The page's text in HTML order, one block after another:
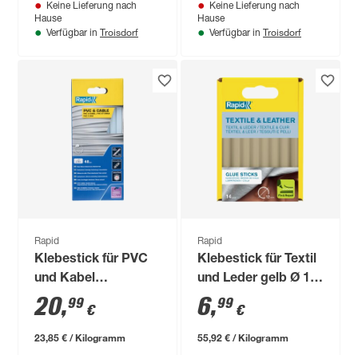
Keine Lieferung nach
Hause
Verfügbar in Troisdorf
Keine Lieferung nach
Hause
Verfügbar in Troisdorf
Rapid
Klebestick für PVC
und Kabel
transparent Ø 12 x
190 mm 48 Stück
20,99 €
23,85 € / Kilogramm
Rapid
Klebestick für Textil
und Leder gelb Ø 12
x 94 mm 14 Stück
6,99 €
55,92 € / Kilogramm